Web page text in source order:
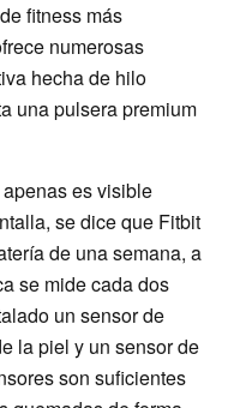
fitness más
numerosas
hecha de hilo
una pulsera premium
es visible
se dice que Fitbit
de una semana, a
se mide cada dos
un sensor de
la piel y un sensor de
son suficientes